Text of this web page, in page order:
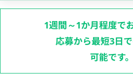
1週間～1か月程度で
応募から最短3日
可能です。